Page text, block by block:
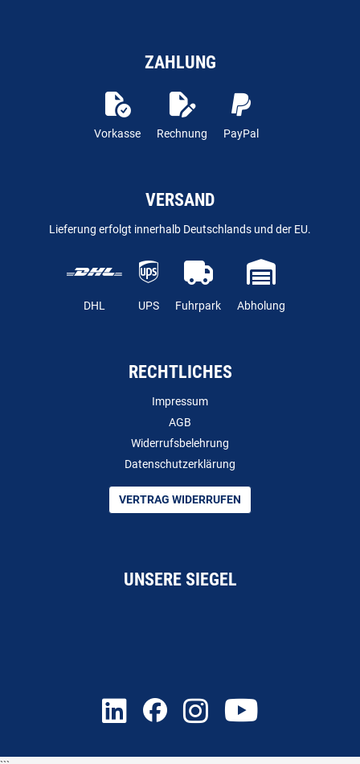
ZAHLUNG
Vorkasse Rechnung PayPal
VERSAND
Lieferung erfolgt innerhalb Deutschlands und der EU.
DHL UPS Fuhrpark Abholung
RECHTLICHES
Impressum
AGB
Widerrufsbelehrung
Datenschutzerklärung
VERTRAG WIDERRUFEN
UNSERE SIEGEL